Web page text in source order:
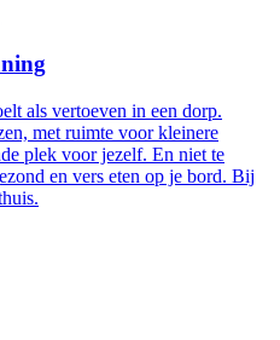
als vertoeven in een dorp.
met ruimte voor kleinere
plek voor jezelf. En niet te
en vers eten op je bord. Bij